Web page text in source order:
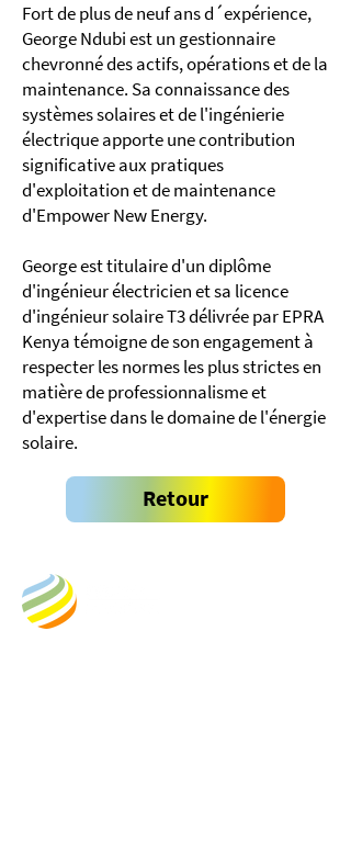
Fort de plus de neuf ans d´expérience,
George Ndubi est un gestionnaire
chevronné des actifs, opérations et de la
maintenance. Sa connaissance des
systèmes solaires et de l'ingénierie
électrique apporte une contribution
significative aux pratiques
d'exploitation et de maintenance
d'Empower New Energy.
George est titulaire d'un diplôme
d'ingénieur électricien et sa licence
d'ingénieur solaire T3 délivrée par EPRA
Kenya témoigne de son engagement à
respecter les normes les plus strictes en
matière de professionnalisme et
d'expertise dans le domaine de l'énergie
solaire.
Retour